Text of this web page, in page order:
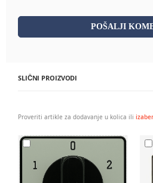
POŠALJI
SLIČNI PROIZVODI
Proveriti artikle za dodavanje u kolica ili